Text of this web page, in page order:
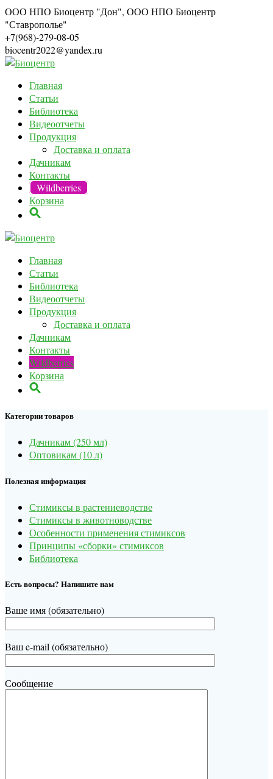
ООО НПО Биоцентр "Дон", ООО НПО Биоцентр
"Ставрополье"
+7(968)-279-08-05
biocentr2022@yandex.ru
Главная
Статьи
Библиотека
Видеоотчеты
Продукция
Доставка и оплата
Дачникам
Контакты
Wildberries
Корзина
Главная
Статьи
Библиотека
Видеоотчеты
Продукция
Доставка и оплата
Дачникам
Контакты
Wildberries
Корзина
Категории товаров
Дачникам (250 мл)
Оптовикам (10 л)
Полезная информация
Стимиксы в растениеводстве
Стимиксы в животноводстве
Особенности применения стимиксов
Принципы «сборки» стимиксов
Библиотека
Есть вопросы? Напишите нам
Ваше имя (обязательно)
Ваш e-mail (обязательно)
Сообщение